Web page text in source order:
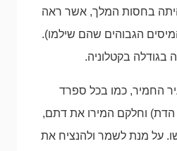
בחסות המלך, אשר ראה
הגבוהים שהם שילמו).
בגודלה בקטלוניה.
החמיר, כמו בכל ספרד
וחלקם המירו את דתם,
על מנת לשמר ולהנציח את